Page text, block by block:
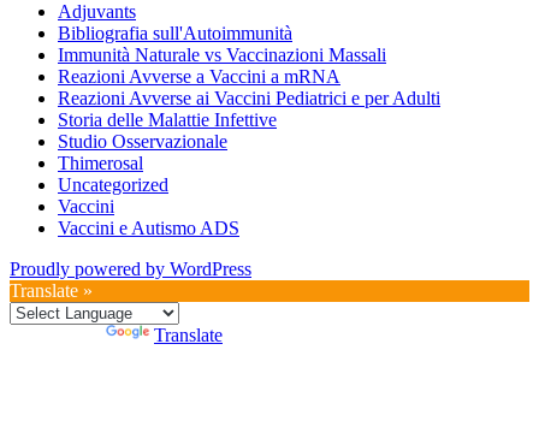
Adjuvants
Bibliografia sull'Autoimmunità
Immunità Naturale vs Vaccinazioni Massali
Reazioni Avverse a Vaccini a mRNA
Reazioni Avverse ai Vaccini Pediatrici e per Adulti
Storia delle Malattie Infettive
Studio Osservazionale
Thimerosal
Uncategorized
Vaccini
Vaccini e Autismo ADS
Proudly powered by WordPress
Translate »
Translate